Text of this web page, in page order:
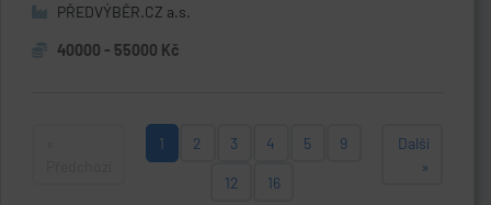
PŘEDVÝBĚR.CZ a.s.
40000 - 55000 Kč
1 2 3 4 5 9
12 16
Další
»